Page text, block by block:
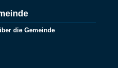
die Gemeinde